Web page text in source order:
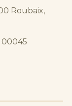
Roubaix,
00045